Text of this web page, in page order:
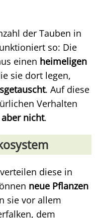
der Tauben in
so: Die
einen heimeligen
sie dort legen,
. Auf diese
Verhalten
nicht.
diese in
neue Pflanzen
sie vor allem
dem